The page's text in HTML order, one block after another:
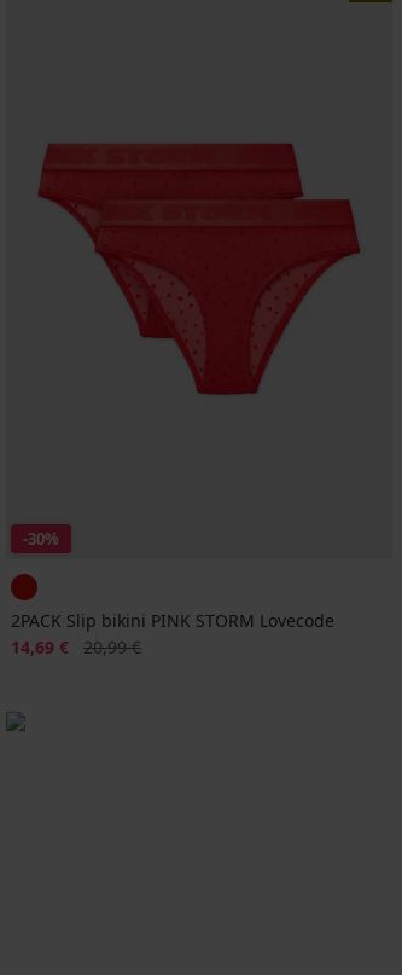
-30%
2PACK Slip bikini PINK STORM Lovecode
Sconto
14,69 € Prezzo originale
20,99 €